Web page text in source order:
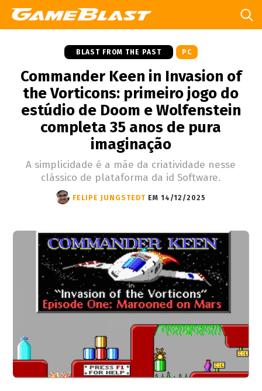
BLAST FROM THE PAST PC
Commander Keen in Invasion of
the Vorticons: primeiro jogo do
estúdio de Doom e Wolfenstein
completa 35 anos de pura
imaginação
A simplicidade é a mãe da criatividade nesse
clássico de plataforma da id Software.
FELIPE JUNGSTEDT EM 14/12/2025